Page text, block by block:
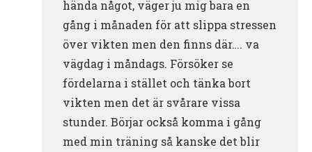
hända något, väger ju mig bara en
gång i månaden för att slippa stressen
över vikten men den finns där…. va
vägdag i måndags. Försöker se
fördelarna i stället och tänka bort
vikten men det är svårare vissa
stunder. Börjar också komma i gång
med min träning så kanske det blir